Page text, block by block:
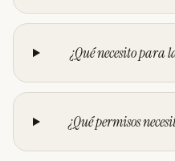
¿Qué necesito
¿Qué permisos